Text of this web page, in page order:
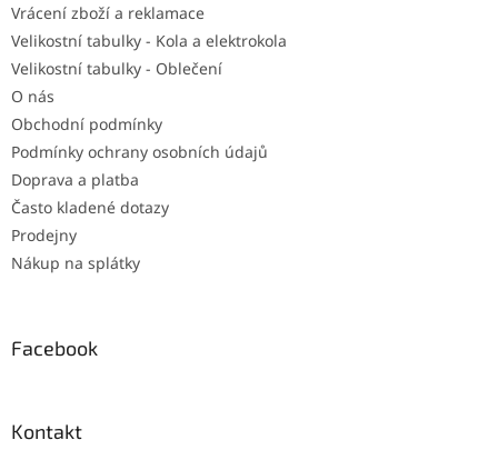
Vrácení zboží a reklamace
Velikostní tabulky - Kola a elektrokola
Velikostní tabulky - Oblečení
O nás
Obchodní podmínky
Podmínky ochrany osobních údajů
Doprava a platba
Často kladené dotazy
Prodejny
Nákup na splátky
Facebook
Kontakt